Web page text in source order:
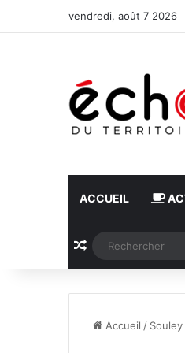
vendredi, août 7 2026
ACCUEIL
Article Aléatoire
Accueil /